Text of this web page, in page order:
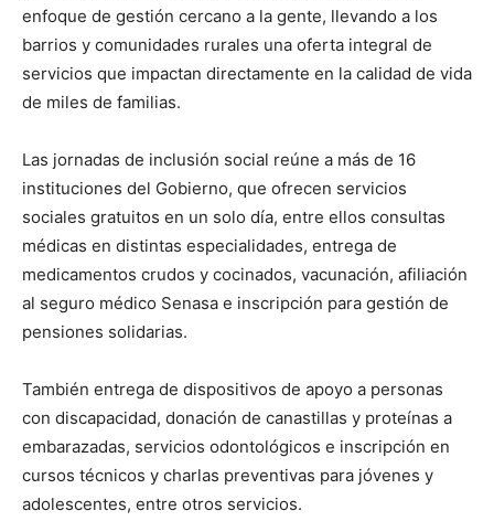
enfoque de gestión cercano a la gente, llevando a los
barrios y comunidades rurales una oferta integral de
servicios que impactan directamente en la calidad de vida
de miles de familias.
Las jornadas de inclusión social reúne a más de 16
instituciones del Gobierno, que ofrecen servicios
sociales gratuitos en un solo día, entre ellos consultas
médicas en distintas especialidades, entrega de
medicamentos crudos y cocinados, vacunación, afiliación
al seguro médico Senasa e inscripción para gestión de
pensiones solidarias.
También entrega de dispositivos de apoyo a personas
con discapacidad, donación de canastillas y proteínas a
embarazadas, servicios odontológicos e inscripción en
cursos técnicos y charlas preventivas para jóvenes y
adolescentes, entre otros servicios.